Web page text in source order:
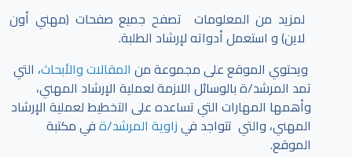
لمزيد من المعلومات تصفح جميع صفحات (مهني أون
لاين) و استعمل أدواته لإرشاد الطلبة.
ويحتوي الموقع على مجموعة من المقالات والأبحاث، التي
تمد المرشد/ة بالوسائل اللازمة لعملية الإرشاد المهني،
وأهمها المهارات التي تساعده على التخطيط لعملية الإرشاد
المهني، والتي تتواجد فيزاوية المرشد/ةفي مكتبة
الموقع.